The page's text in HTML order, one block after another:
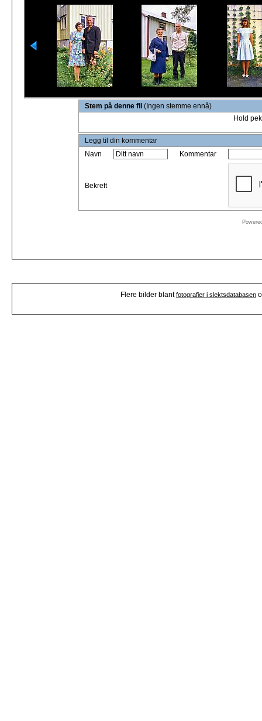
Stem på denne fil (Ingen stemme ennå)
Hold
Legg til din kommentar
Navn
Kommentar
Bekreft
Flere bilder blantfotografier i slektsdatabasen